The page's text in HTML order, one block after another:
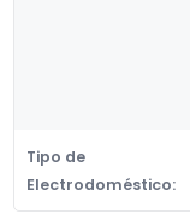
Tipo de
Electrodoméstico: